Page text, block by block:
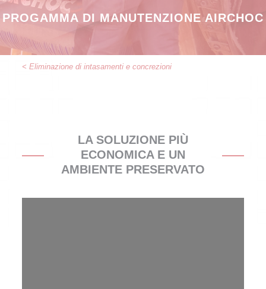
PROGAMMA DI MANUTENZIONE AIRCHOC
< Eliminazione di intasamenti e concrezioni
LA SOLUZIONE PIÙ
ECONOMICA E UN
AMBIENTE PRESERVATO